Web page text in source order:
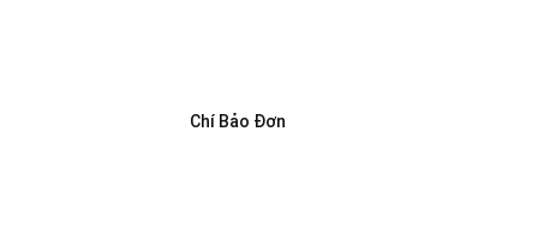
Chí Bảo Đơn